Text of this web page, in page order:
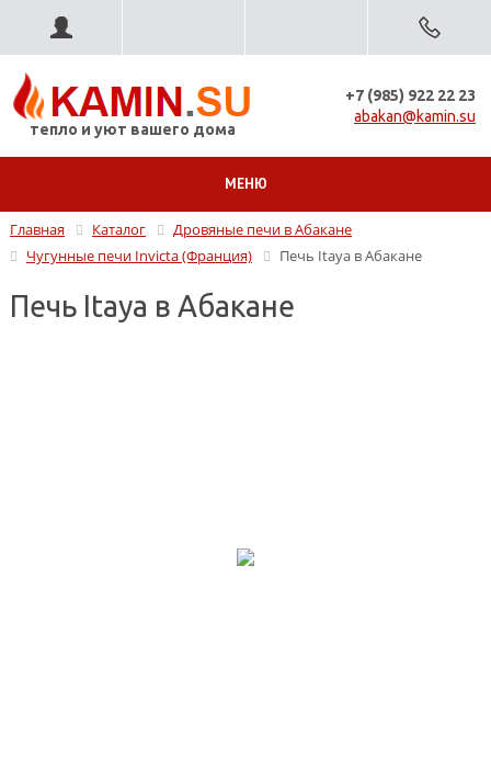
тепло и уют вашего дома
+7 (985) 922 22 23
abakan@kamin.su
МЕНЮ
Главная Каталог
Дровяные печи в Абакане
Чугунные печи Invicta (Франция)
Печь Itaya в Абакане
Печь Itaya в Абакане